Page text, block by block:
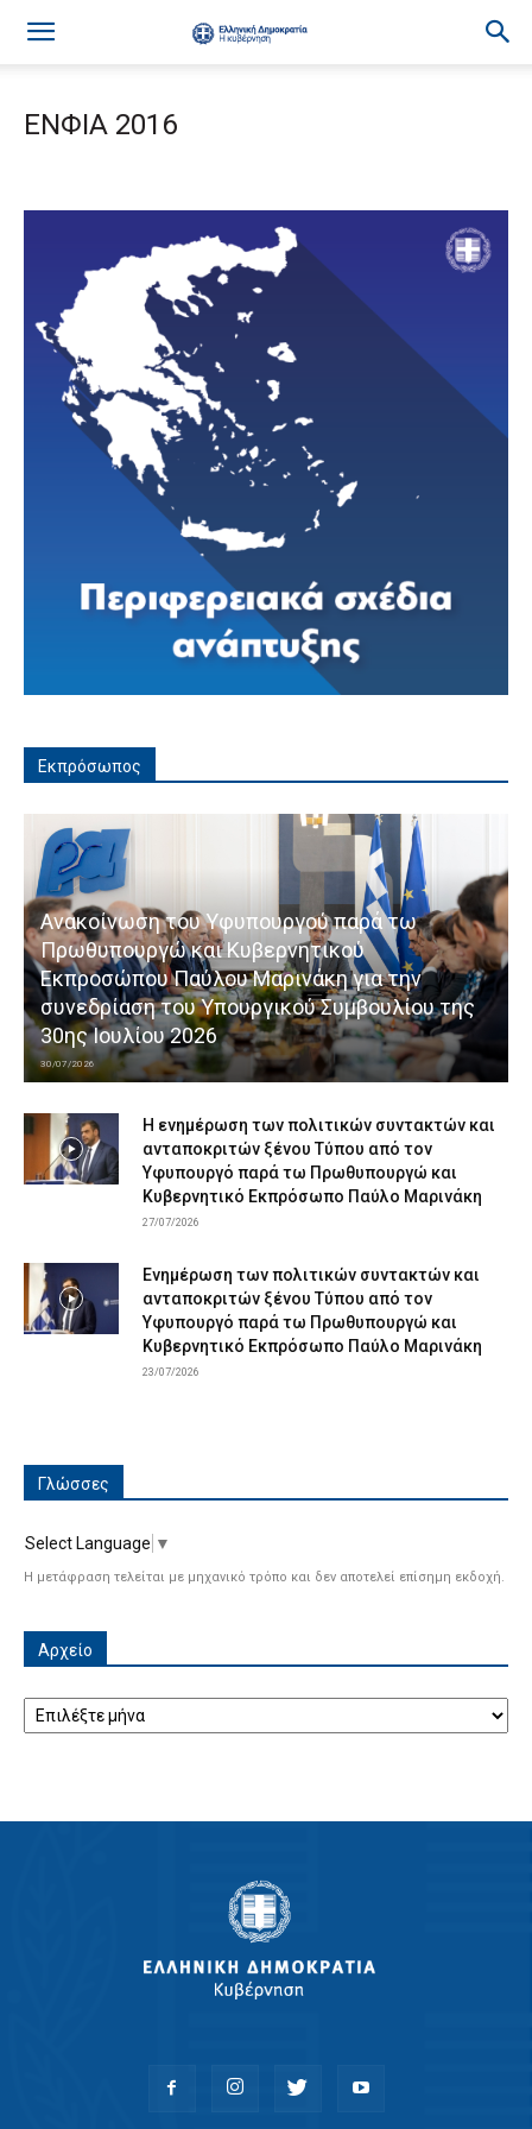
ΕΝΦΙΑ 2016
Εκπρόσωπος
Ανακοίνωση του Υφυπουργού παρά τω
Πρωθυπουργώ και Κυβερνητικού
Εκπροσώπου Παύλου Μαρινάκη για την
συνεδρίαση του Υπουργικού Συμβουλίου της
30ης Ιουλίου 2026
30/07/2026
Η ενημέρωση των πολιτικών συντακτών και
ανταποκριτών ξένου Τύπου από τον
Υφυπουργό παρά τω Πρωθυπουργώ και
Κυβερνητικό Εκπρόσωπο Παύλο Μαρινάκη
27/07/2026
Ενημέρωση των πολιτικών συντακτών και
ανταποκριτών ξένου Τύπου από τον
Υφυπουργό παρά τω Πρωθυπουργώ και
Κυβερνητικό Εκπρόσωπο Παύλο Μαρινάκη
23/07/2026
Γλώσσες
Select Language ▼
Η μετάφραση τελείται με μηχανικό τρόπο και δεν αποτελεί επίσημη εκδοχή.
Αρχείο
Αρχείο